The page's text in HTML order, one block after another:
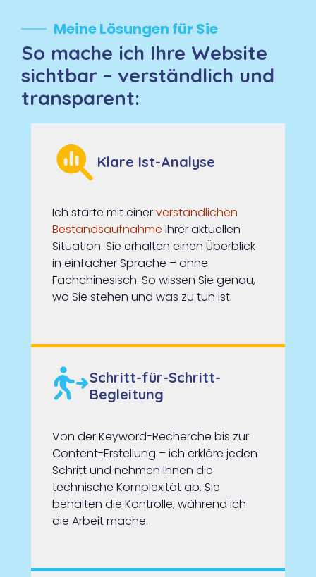
Meine Lösungen für Sie
So mache ich Ihre Website
sichtbar – verständlich und
transparent:
Klare Ist-Analyse
Ich starte mit einerverständlichen
Bestandsaufnahme Ihrer aktuellen
Situation. Sie erhalten einen Überblick
in einfacher Sprache – ohne
Fachchinesisch. So wissen Sie genau,
wo Sie stehen und was zu tun ist.
Schritt-für-Schritt-
Begleitung
Von der Keyword-Recherche bis zur
Content-Erstellung – ich erkläre jeden
Schritt und nehmen Ihnen die
technische Komplexität ab. Sie
behalten die Kontrolle, während ich
die Arbeit mache.